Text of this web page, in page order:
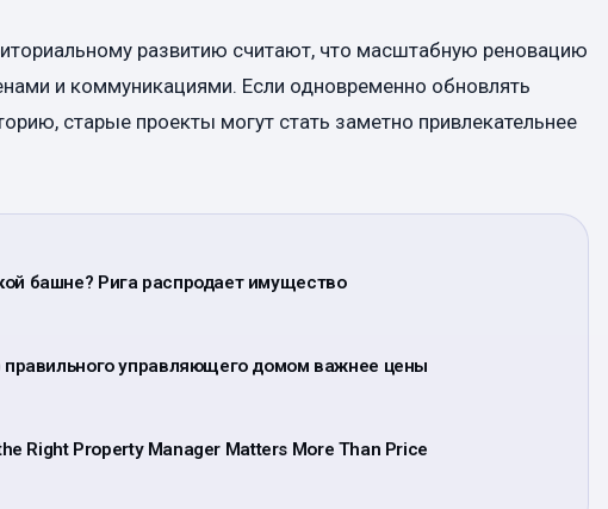
развитию считают, что масштабную реновацию
и коммуникациями. Если одновременно обновлять
старые проекты могут стать заметно привлекательнее
башне? Рига распродает имущество
правильного управляющего домом важнее цены
Right Property Manager Matters More Than Price